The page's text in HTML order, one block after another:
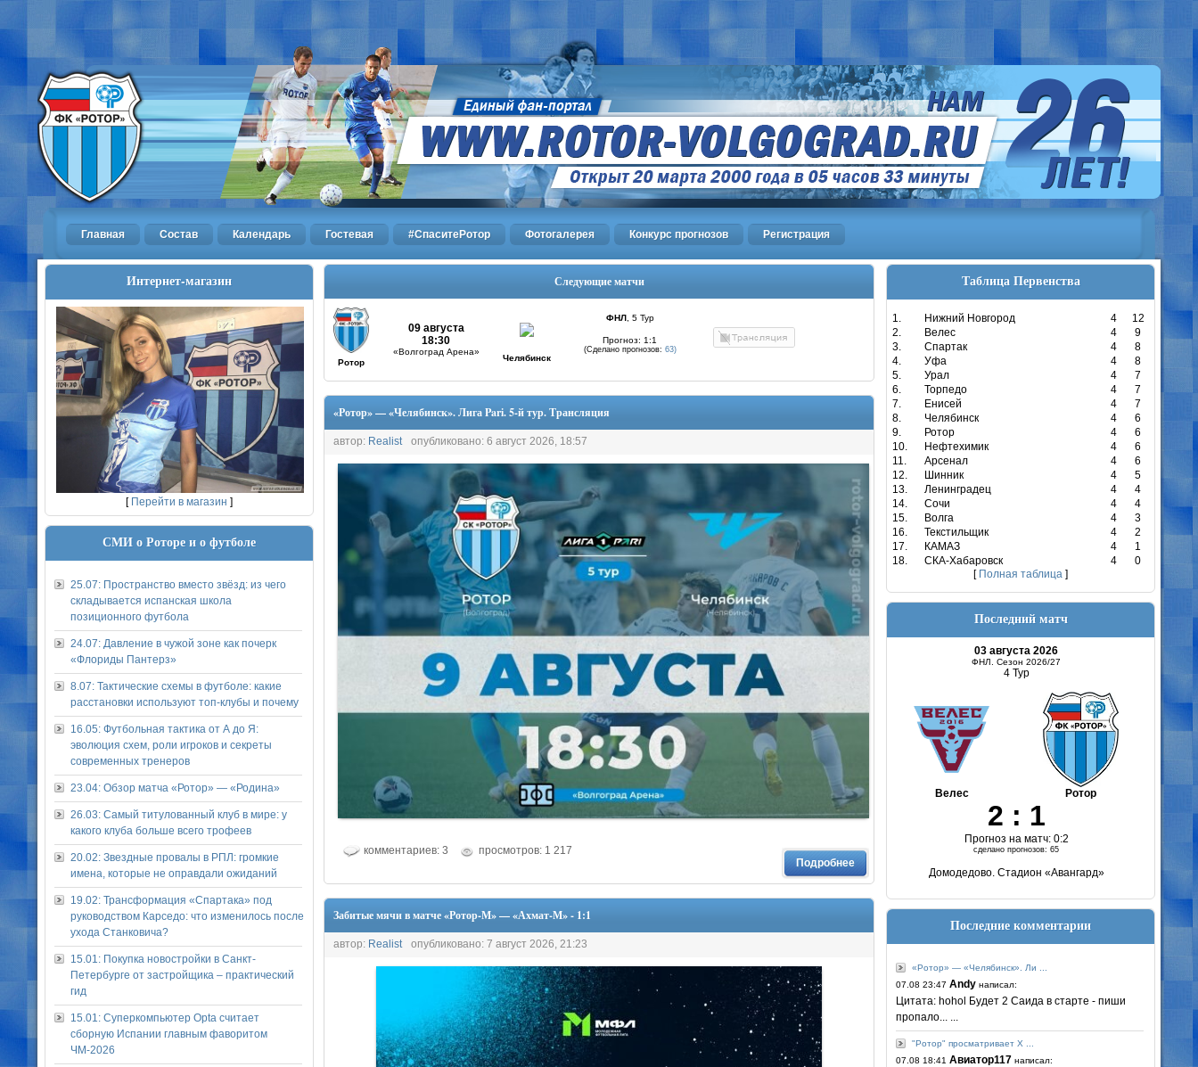
Главная Состав Календарь Гостевая #СпаситеРотор Фотогалерея Конкурс прогнозов Регистрация
Интернет-магазин
[ Перейти в магазин ]
СМИ о Роторе и о футболе
25.07: Пространство вместо звёзд: из чего
складывается испанская школа
позиционного футбола
24.07: Давление в чужой зоне как почерк
«Флориды Пантерз»
8.07: Тактические схемы в футболе: какие
расстановки используют топ-клубы и почему
16.05: Футбольная тактика от А до Я:
эволюция схем, роли игроков и секреты
современных тренеров
23.04: Обзор матча «Ротор» — «Родина»
26.03: Самый титулованный клуб в мире: у
какого клуба больше всего трофеев
20.02: Звездные провалы в РПЛ: громкие
имена, которые не оправдали ожиданий
19.02: Трансформация «Спартака» под
руководством Карседо: что изменилось после
ухода Станковича?
15.01: Покупка новостройки в Санкт-
Петербурге от застройщика – практический
гид
15.01: Суперкомпьютер Opta считает
сборную Испании главным фаворитом
ЧМ-2026
Следующие матчи
09 августа
18:30
«Волгоград Арена»
ФНЛ, 5 Тур
Прогноз: 1:1
(Сделано прогнозов: 63)
Ротор Челябинск
«Ротор» — «Челябинск». Лига Pari. 5-й тур. Трансляция
автор: Realist опубликовано: 6 август 2026, 18:57
комментариев: 3
просмотров: 1 217
Подробнее
Забитые мячи в матче «Ротор-М» — «Ахмат-М» - 1:1
автор: Realist опубликовано: 7 август 2026, 21:23
Таблица Первенства
1. Нижний Новгород 4
12
2.
Велес 4
9
3.
Спартак 4
8
4.
Уфа 4
8
5.
Урал 4
7
6.
Торпедо 4
7
7.
Енисей 4
7
8.
Челябинск 4
6
9.
Ротор 4
6
10.
Нефтехимик 4
6
11.
Арсенал 4
6
12.
Шинник 4
5
13.
Ленинградец 4
4
14.
Сочи 4
4
15.
Волга 4
3
16.
Текстильщик 4
2
17.
КАМАЗ 4
1
18.
СКА-Хабаровск 4
0
[ Полная таблица ]
Последний матч
03 августа 2026
ФНЛ. Сезон 2026/27
4 Тур
Велес Ротор
2 : 1
Прогноз на матч: 0:2
сделано прогнозов: 65
Домодедово. Стадион «Авангард»
Последние комментарии
«Ротор» — «Челябинск». Ли ...
07.08 23:47 Andy написал:
Цитата: hohol Будет 2 Саида в старте - пиши
пропало... ...
"Ротор" просматривает Х ...
07.08 18:41 Авиатор117 написал: